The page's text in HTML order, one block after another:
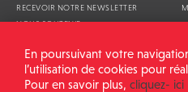
RECEVOIR NOTRE NEWSLETTER
NOUS SOUTENIR
ALIMENTATION
En poursuivant votre
l’utilisation de cookies pour
Pour en savoir plus, cliquez- ici